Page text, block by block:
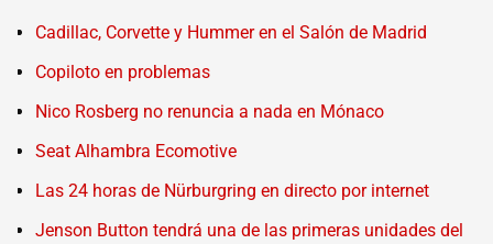
Cadillac, Corvette y Hummer en el Salón de Madrid
Copiloto en problemas
Nico Rosberg no renuncia a nada en Mónaco
Seat Alhambra Ecomotive
Las 24 horas de Nürburgring en directo por internet
Jenson Button tendrá una de las primeras unidades del